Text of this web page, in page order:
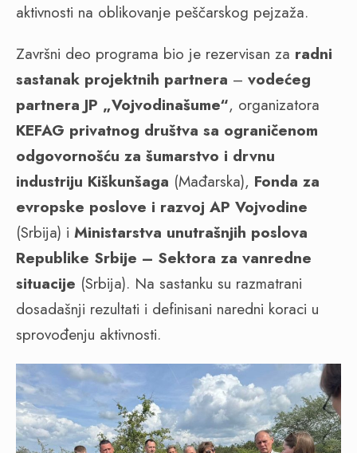
aktivnosti na oblikovanje peščarskog pejzaža.
Završni deo programa bio je rezervisan za radni
sastanak projektnih partnera – vodećeg
partnera JP „Vojvodinašume“, organizatora
KEFAG privatnog društva sa ograničenom
odgovornošću za šumarstvo i drvnu
industriju Kiškunšaga (Mađarska), Fonda za
evropske poslove i razvoj AP Vojvodine
(Srbija) i Ministarstva unutrašnjih poslova
Republike Srbije – Sektora za vanredne
situacije (Srbija). Na sastanku su razmatrani
dosadašnji rezultati i definisani naredni koraci u
sprovođenju aktivnosti.